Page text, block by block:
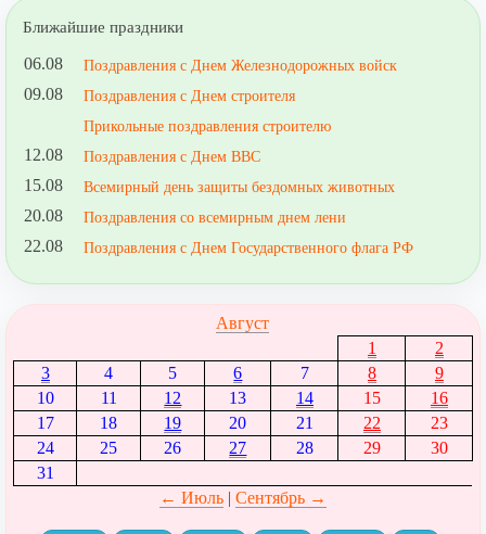
Ближайшие праздники
06.08 Поздравления с Днем Железнодорожных войск
09.08
Поздравления с Днем строителя
Прикольные поздравления строителю
12.08 Поздравления с Днем ВВС
15.08 Всемирный день защиты бездомных животных
20.08 Поздравления со всемирным днем лени
22.08 Поздравления с Днем Государственного флага РФ
Август
1
2
3
4 5 6 7 8
9
10
11 12 13 14 15
16
17
18 19 20 21 22
23
24
25 26 27 28 29
30
31
← Июль| Сентябрь →